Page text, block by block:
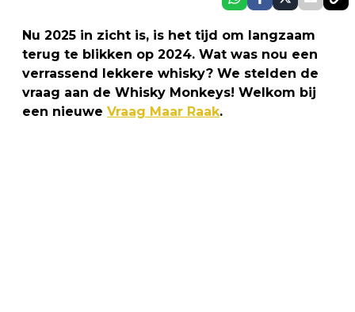
Nu 2025 in zicht is, is het tijd om langzaam
terug te blikken op 2024. Wat was nou een
verrassend lekkere whisky? We stelden de
vraag aan de Whisky Monkeys! Welkom bij
een nieuwe Vraag Maar Raak.